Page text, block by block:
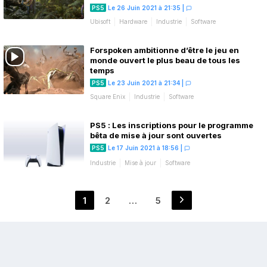
PS5 Le 26 Juin 2021 à 21:35
Ubisoft
Hardware Industrie Software
Forspoken ambitionne d’être le jeu en
monde ouvert le plus beau de tous les
temps
PS5 Le 23 Juin 2021 à 21:34
Square Enix
Industrie Software
PS5 : Les inscriptions pour le programme
bêta de mise à jour sont ouvertes
PS5 Le 17 Juin 2021 à 18:56
Industrie Mise à jour Software
Page
1 Page
2 … Page
5